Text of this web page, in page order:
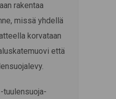
rakentaa
missä yhdellä
korvataan
että
tuulensuoja-